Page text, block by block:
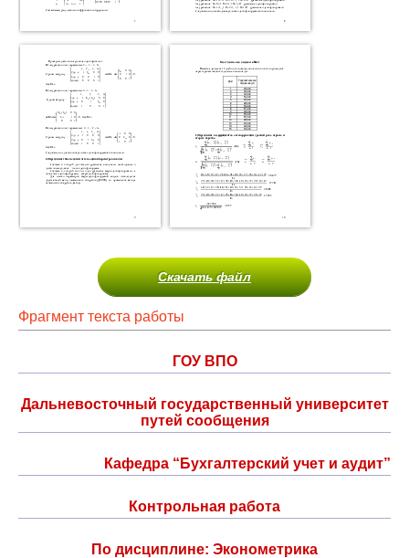
Скачать файл
Фрагмент текста работы
ГОУ ВПО
Дальневосточный государственный университет
путей сообщения
Кафедра “Бухгалтерский учет и аудит”
Контрольная работа
По дисциплине: Эконометрика